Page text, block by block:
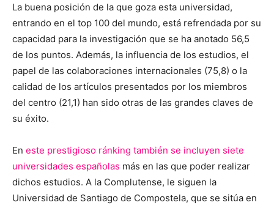
La buena posición de la que goza esta universidad,
entrando en el top 100 del mundo, está refrendada por su
capacidad para la investigación que se ha anotado 56,5
de los puntos. Además, la influencia de los estudios, el
papel de las colaboraciones internacionales (75,8) o la
calidad de los artículos presentados por los miembros
del centro (21,1) han sido otras de las grandes claves de
su éxito.
En este prestigioso ránking también se incluyen siete
universidades españolas más en las que poder realizar
dichos estudios. A la Complutense, le siguen la
Universidad de Santiago de Compostela, que se sitúa en